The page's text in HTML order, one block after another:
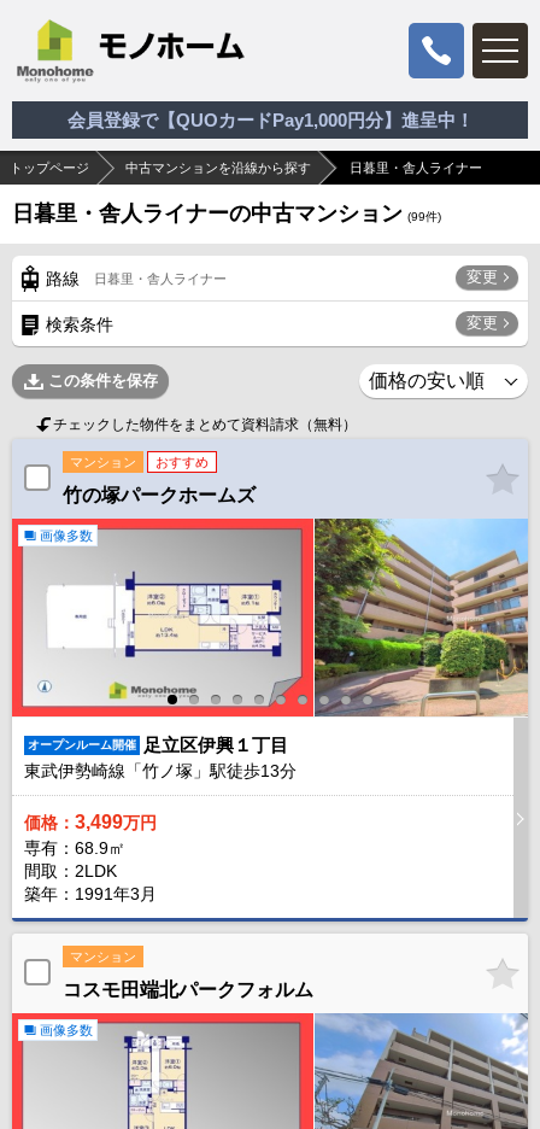
会員登録で【QUOカードPay1,000円分】進呈中！
トップページ 中古マンションを沿線から探す 日暮里・舎人ライナー
日暮里・舎人ライナーの中古マンション (99件)
路線 日暮里・舎人ライナー 変更
検索条件 変更
この条件を保存
チェックした物件をまとめて資料請求（無料）
マンション おすすめ
竹の塚パークホームズ
画像多数
オープンルーム開催 足立区伊興１丁目
東武伊勢崎線「竹ノ塚」駅徒歩13分
価格： 3,499万円
専有：68.9㎡
間取：2LDK
築年：1991年3月
マンション
コスモ田端北パークフォルム
画像多数